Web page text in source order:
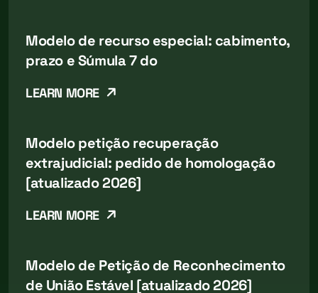
Modelo de recurso especial: cabimento,
prazo e Súmula 7 do
LEARN MORE
Modelo petição recuperação
extrajudicial: pedido de homologação
[atualizado 2026]
LEARN MORE
Modelo de Petição de Reconhecimento
de União Estável [atualizado 2026]